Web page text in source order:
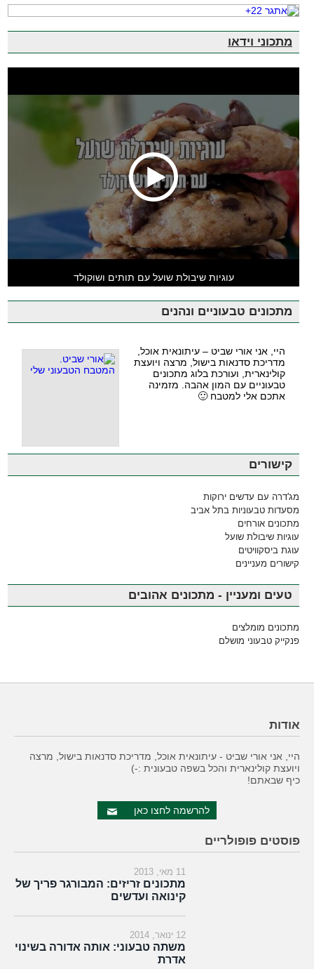
מתכוני וידאו
עוגיות שיבולת שועל עם תותים ושוקולד
מתכונים טבעוניים ונהנים
היי, אני אורי שביט – עיתונאית אוכל,
מדריכת סדנאות בישול, מרצה ויועצת
קולינארית, ועורכת בלוג מתכונים
טבעוניים עם המון אהבה. מזמינה
אתכם אלי למטבח 🙂
קישורים
מג'דרה עם עדשים ירוקות
מסעדות טבעוניות בתל אביב
מתכונים אורחים
עוגיות שיבולת שועל
עוגת ביסקוויטים
קישורים מעניינים
טעים ומעניין - מתכונים אהובים
מתכונים מומלצים
פנקייק טבעוני מושלם
אודות
היי, אני אורי שביט - עיתונאית אוכל, מדריכת סדנאות בישול, מרצה
ויועצת קולינארית והכל בשפה טבעונית :-)
כיף שבאתם!
להרשמה לחצו כאן
פוסטים פופולריים
11 מאי, 2013
מתכונים זריזים: המבורגר פריך של
קינואה ועדשים
12 ינואר, 2014
משתה טבעוני: אותה אדורה בשינוי
אדרת